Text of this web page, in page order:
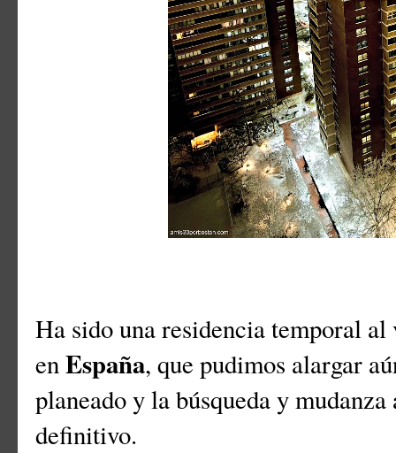
Ha sido una residencia temporal al
enEspaña, que pudimos alargar
planeado y la búsqueda y
definitivo.